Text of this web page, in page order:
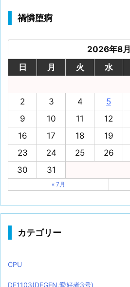
禍憐堕痾
2026年8月
日
月 火 水
2
3 4 5
9
10 11 12
16
17 18 19
23
24 25 26
30
31
« 7月
カテゴリー
CPU
DE1103(DEGEN,愛好者3号)